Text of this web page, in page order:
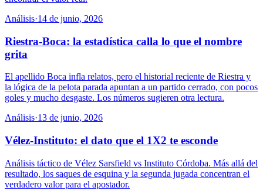
Análisis·14 de junio, 2026
Riestra-Boca: la estadística calla lo que el nombre
grita
El apellido Boca infla relatos, pero el historial reciente de Riestra y
la lógica de la pelota parada apuntan a un partido cerrado, con pocos
goles y mucho desgaste. Los números sugieren otra lectura.
Análisis·13 de junio, 2026
Vélez-Instituto: el dato que el 1X2 te esconde
Análisis táctico de Vélez Sarsfield vs Instituto Córdoba. Más allá del
resultado, los saques de esquina y la segunda jugada concentran el
verdadero valor para el apostador.